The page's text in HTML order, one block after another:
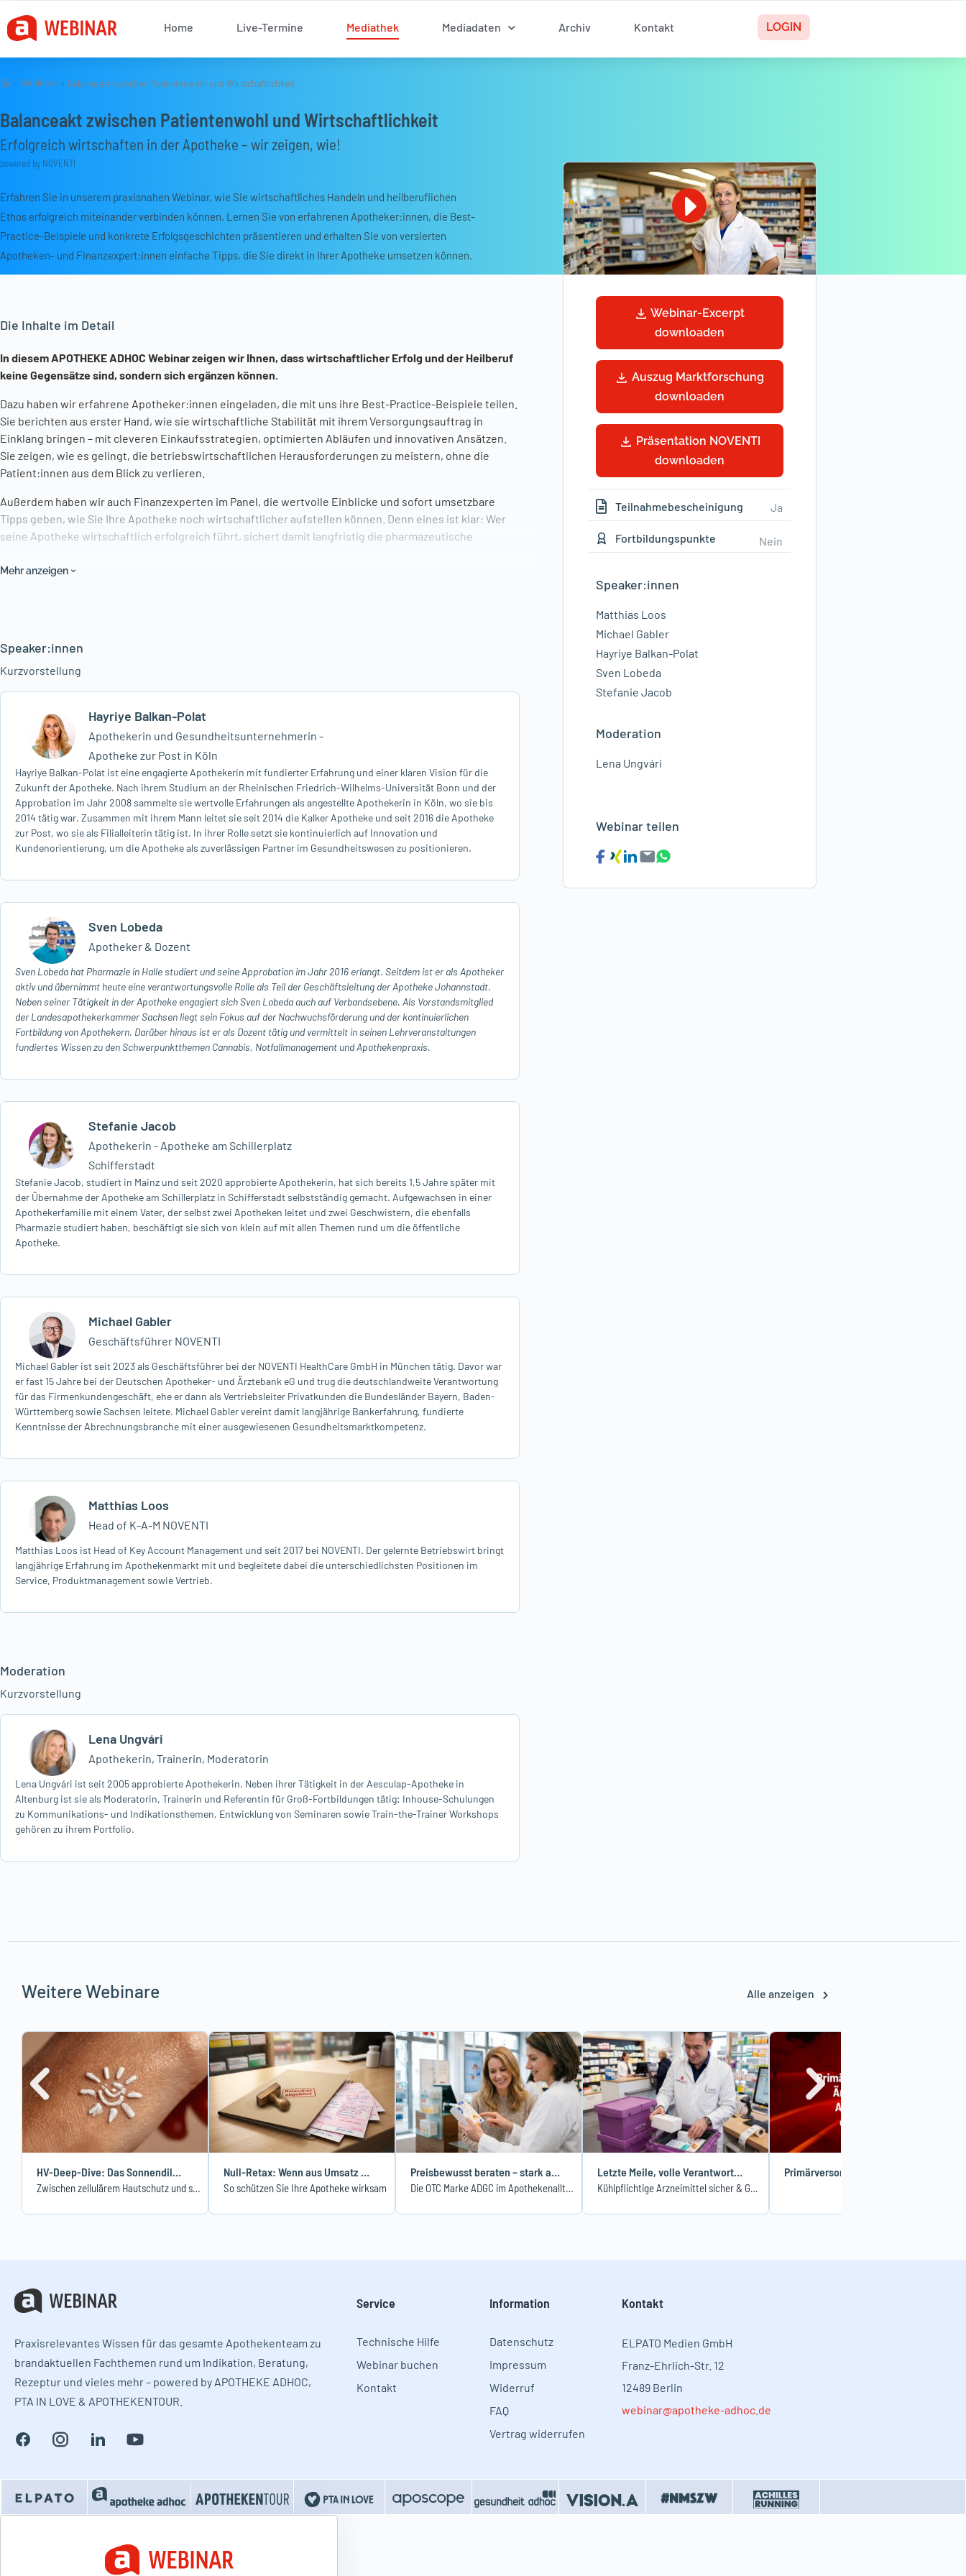
Inhalt
Home Live-Termine Mediathek Mediadaten Archiv Kontakt LOGIN
Webinare Balanceakt zwischen Patientenwohl und Wirtschaftlichkeit
Balanceakt zwischen Patientenwohl und Wirtschaftlichkeit
Erfolgreich wirtschaften in der Apotheke – wir zeigen, wie!
powered by NOVENTI
Erfahren Sie in unserem praxisnahen Webinar, wie Sie wirtschaftliches Handeln und heilberuflichen
Ethos erfolgreich miteinander verbinden können. Lernen Sie von erfahrenen Apotheker:innen, die Best-
Practice-Beispiele und konkrete Erfolgsgeschichten präsentieren und erhalten Sie von versierten
Apotheken- und Finanzexpert:innen einfache Tipps, die Sie direkt in Ihrer Apotheke umsetzen können.
Die Inhalte im Detail
In diesem APOTHEKE ADHOC Webinar zeigen wir Ihnen, dass wirtschaftlicher Erfolg und der Heilberuf
keine Gegensätze sind, sondern sich ergänzen können.
Dazu haben wir erfahrene Apotheker:innen eingeladen, die mit uns ihre Best-Practice-Beispiele teilen.
Sie berichten aus erster Hand, wie sie wirtschaftliche Stabilität mit ihrem Versorgungsauftrag in
Einklang bringen – mit cleveren Einkaufsstrategien, optimierten Abläufen und innovativen Ansätzen.
Sie zeigen, wie es gelingt, die betriebswirtschaftlichen Herausforderungen zu meistern, ohne die
Patient:innen aus dem Blick zu verlieren.
Außerdem haben wir auch Finanzexperten im Panel, die wertvolle Einblicke und sofort umsetzbare
Tipps geben, wie Sie Ihre Apotheke noch wirtschaftlicher aufstellen können. Denn eines ist klar: Wer
seine Apotheke wirtschaftlich erfolgreich führt, sichert damit langfristig die pharmazeutische
Clevere Nischenstrategien und optimierte Abläufe
Finanzexperten bieten umsetzbare Tipps zur wirtschaftlichen Optimierung
Melden Sie sich jetzt an und machen Sie Wirtschaftlichkeit zur Stärke Ihrer Apotheke!
Mehr anzeigen
Speaker:innen
Kurzvorstellung
Hayriye Balkan-Polat
Apothekerin und Gesundheitsunternehmerin -
Apotheke zur Post in Köln
Hayriye Balkan-Polat ist eine engagierte Apothekerin mit fundierter Erfahrung und einer klaren Vision für die
Zukunft der Apotheke. Nach ihrem Studium an der Rheinischen Friedrich-Wilhelms-Universität Bonn und der
Approbation im Jahr 2008 sammelte sie wertvolle Erfahrungen als angestellte Apothekerin in Köln, wo sie bis
2014 tätig war. Zusammen mit ihrem Mann leitet sie seit 2014 die Kalker Apotheke und seit 2016 die Apotheke
zur Post, wo sie als Filialleiterin tätig ist. In ihrer Rolle setzt sie kontinuierlich auf Innovation und
Kundenorientierung, um die Apotheke als zuverlässigen Partner im Gesundheitswesen zu positionieren.
Sven Lobeda
Apotheker & Dozent
Sven Lobeda hat Pharmazie in Halle studiert und seine Approbation im Jahr 2016 erlangt. Seitdem ist er als Apotheker
aktiv und übernimmt heute eine verantwortungsvolle Rolle als Teil der Geschäftsleitung der Apotheke Johannstadt.
Neben seiner Tätigkeit in der Apotheke engagiert sich Sven Lobeda auch auf Verbandsebene. Als Vorstandsmitglied
der Landesapothekerkammer Sachsen liegt sein Fokus auf der Nachwuchsförderung und der kontinuierlichen
Fortbildung von Apothekern. Darüber hinaus ist er als Dozent tätig und vermittelt in seinen Lehrveranstaltungen
fundiertes Wissen zu den Schwerpunktthemen Cannabis, Notfallmanagement und Apothekenpraxis.
Stefanie Jacob
Apothekerin - Apotheke am Schillerplatz
Schifferstadt
Stefanie Jacob, studiert in Mainz und seit 2020 approbierte Apothekerin, hat sich bereits 1,5 Jahre später mit
der Übernahme der Apotheke am Schillerplatz in Schifferstadt selbstständig gemacht. Aufgewachsen in einer
Apothekerfamilie mit einem Vater, der selbst zwei Apotheken leitet und zwei Geschwistern, die ebenfalls
Pharmazie studiert haben, beschäftigt sie sich von klein auf mit allen Themen rund um die öffentliche
Apotheke.
Michael Gabler
Geschäftsführer NOVENTI
Michael Gabler ist seit 2023 als Geschäftsführer bei der NOVENTI HealthCare GmbH in München tätig. Davor war
er fast 15 Jahre bei der Deutschen Apotheker- und Ärztebank eG und trug die deutschlandweite Verantwortung
für das Firmenkundengeschäft, ehe er dann als Vertriebsleiter Privatkunden die Bundesländer Bayern, Baden-
Württemberg sowie Sachsen leitete. Michael Gabler vereint damit langjährige Bankerfahrung, fundierte
Kenntnisse der Abrechnungsbranche mit einer ausgewiesenen Gesundheitsmarktkompetenz.
Matthias Loos
Head of K-A-M NOVENTI
Matthias Loos ist Head of Key Account Management und seit 2017 bei NOVENTI. Der gelernte Betriebswirt bringt
langjährige Erfahrung im Apothekenmarkt mit und begleitete dabei die unterschiedlichsten Positionen im
Service, Produktmanagement sowie Vertrieb.
Moderation
Kurzvorstellung
Lena Ungvári
Apothekerin, Trainerin, Moderatorin
Lena Ungvári ist seit 2005 approbierte Apothekerin. Neben ihrer Tätigkeit in der Aesculap-Apotheke in
Altenburg ist sie als Moderatorin, Trainerin und Referentin für Groß-Fortbildungen tätig: Inhouse-Schulungen
zu Kommunikations- und Indikationsthemen, Entwicklung von Seminaren sowie Train-the-Trainer Workshops
gehören zu ihrem Portfolio.
Webinar-Excerpt
downloaden
Auszug Marktforschung
downloaden
Präsentation NOVENTI
downloaden
Teilnahmebescheinigung Ja
Fortbildungspunkte Nein
Speaker:innen
Matthias Loos
Michael Gabler
Hayriye Balkan-Polat
Sven Lobeda
Stefanie Jacob
Moderation
Lena Ungvári
Webinar teilen
Weitere Webinare Alle anzeigen
HV-Deep-Dive: Das Sonnendilemma
Zwischen zellulärem Hautschutz und systemischem Nutzen
Null-Retax: Wenn aus Umsatz Verlust wird
So schützen Sie Ihre Apotheke wirksam
Preisbewusst beraten – stark aufgestellt
Die OTC Marke ADGC im Apothekenalltag
Letzte Meile, volle Verantwortung
Kühlpflichtige Arzneimittel sicher & GDP-konform ausliefern
Praxisrelevantes Wissen für das gesamte Apothekenteam zu
brandaktuellen Fachthemen rund um Indikation, Beratung,
Rezeptur und vieles mehr – powered by APOTHEKE ADHOC,
PTA IN LOVE & APOTHEKENTOUR.
Service
Technische Hilfe
Webinar buchen
Kontakt
Information​
Datenschutz
Impressum
Widerruf
FAQ
Vertrag widerrufen
Kontakt
ELPATO Medien GmbH
Franz-Ehrlich-Str. 12
12489 Berlin
webinar@apotheke-adhoc.de